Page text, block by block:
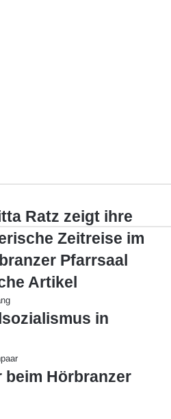
Ratz zeigt ihre
Zeitreise im
Pfarrsaal
Artikel
in
Hörbranzer